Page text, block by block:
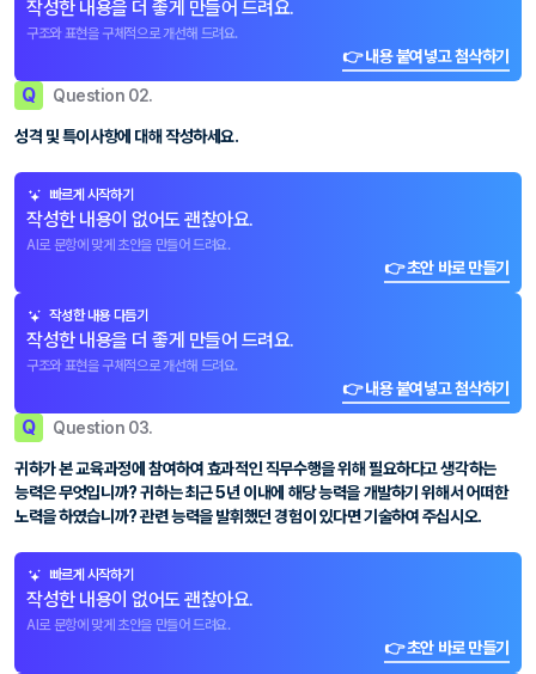
작성한 내용을 더 좋게 만들어 드려요.
구조와 표현을 구체적으로 개선해 드려요.
👉 내용 붙여넣고 첨삭하기
Q Question 02.
성격 및 특이사항에 대해 작성하세요.
빠르게 시작하기
작성한 내용이 없어도 괜찮아요.
AI로 문항에 맞게 초안을 만들어 드려요.
👉 초안 바로 만들기
작성한 내용 다듬기
작성한 내용을 더 좋게 만들어 드려요.
구조와 표현을 구체적으로 개선해 드려요.
👉 내용 붙여넣고 첨삭하기
Q Question 03.
귀하가 본 교육과정에 참여하여 효과적인 직무수행을 위해 필요하다고 생각하는
능력은 무엇입니까? 귀하는 최근 5년 이내에 해당 능력을 개발하기 위해서 어떠한
노력을 하였습니까? 관련 능력을 발휘했던 경험이 있다면 기술하여 주십시오.
빠르게 시작하기
작성한 내용이 없어도 괜찮아요.
AI로 문항에 맞게 초안을 만들어 드려요.
👉 초안 바로 만들기